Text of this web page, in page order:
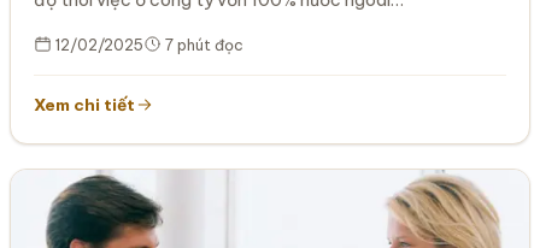
12/02/2025 7 phút đọc
Xem chi tiết